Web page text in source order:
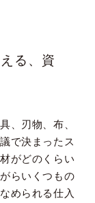
ショップ情報
コンタクト
カタログ
メンテナンス
る、資
、刃物、布、
で決まったス
がどのくらい
らいくつもの
められる仕入